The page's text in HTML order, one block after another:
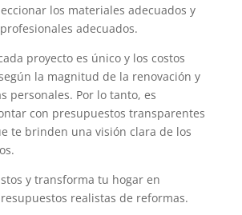
los materiales adecuados y
adecuados.
proyecto es único y los costos
la magnitud de la renovación y
personales. Por lo tanto, es
con presupuestos transparentes
te brinden una visión clara de los
y transforma tu hogar en
realistas de reformas.